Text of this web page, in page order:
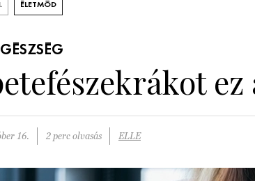
ÉLETMÓD
16. 2 perc olvasás ELLE